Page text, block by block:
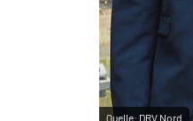
Quelle: DRV Nord